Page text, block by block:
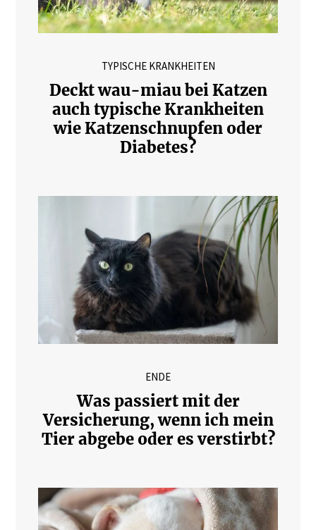
TYPISCHE KRANKHEITEN
Deckt wau-miau bei Katzen
auch typische Krankheiten
wie Katzenschnupfen oder
Diabetes?
ENDE
Was passiert mit der
Versicherung, wenn ich mein
Tier abgebe oder es verstirbt?